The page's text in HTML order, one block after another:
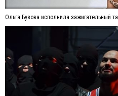
Ольга Бузова исполнила зажигательный